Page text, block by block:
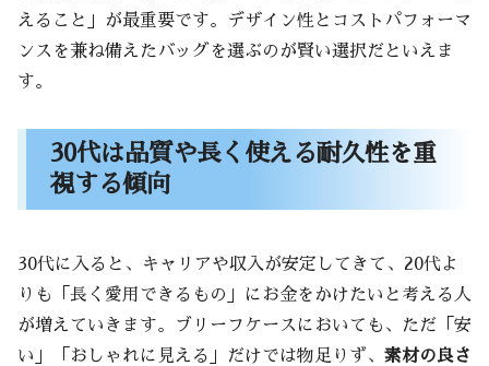
えること」が最重要です。デザイン性とコストパフォーマ
ンスを兼ね備えたバッグを選ぶのが賢い選択だといえま
す。
30代は品質や長く使える耐久性を重
視する傾向
30代に入ると、キャリアや収入が安定してきて、20代よ
りも「長く愛用できるもの」にお金をかけたいと考える人
が増えていきます。ブリーフケースにおいても、ただ「安
い」「おしゃれに見える」だけでは物足りず、 素材の良さ